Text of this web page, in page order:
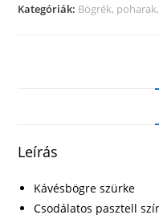
Kategóriák: Bögrék,
Leírás
Kávésbögre szürke
Csodálatos pasztell